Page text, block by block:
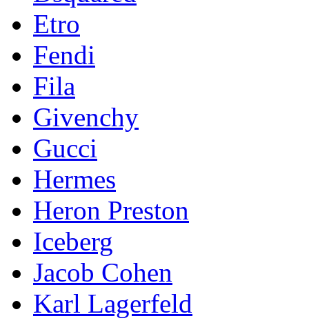
Etro
Fendi
Fila
Givenchy
Gucci
Hermes
Heron Preston
Iceberg
Jacob Cohen
Karl Lagerfeld